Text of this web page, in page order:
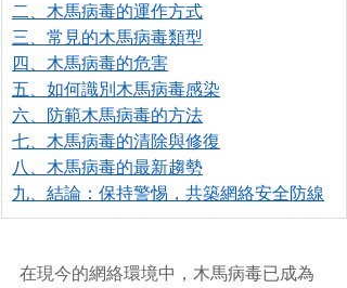
二、木馬病毒的運作方式
三、常見的木馬病毒類型
四、木馬病毒的危害
五、如何識別木馬病毒感染
六、防範木馬病毒的方法
七、木馬病毒的清除與修復
八、木馬病毒的最新趨勢
九、結論：保持警惕，共築網絡安全防線
在現今的網絡環境中，木馬病毒已成為